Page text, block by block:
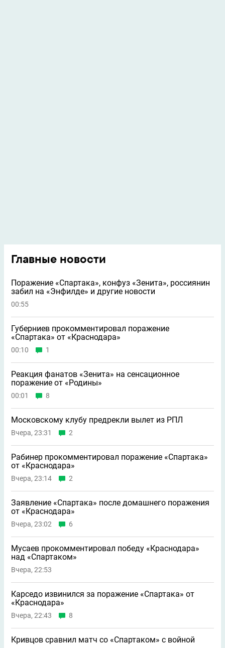
Главные новости
Поражение «Спартака», конфуз «Зенита», россиянин
забил на «Энфилде» и другие новости
00:55
Губерниев прокомментировал поражение
«Спартака» от «Краснодара»
00:10 1
Реакция фанатов «Зенита» на сенсационное
поражение от «Родины»
00:01 8
Московскому клубу предрекли вылет из РПЛ
Вчера, 23:31 2
Рабинер прокомментировал поражение «Спартака»
от «Краснодара»
Вчера, 23:14 2
Заявление «Спартака» после домашнего поражения
от «Краснодара»
Вчера, 23:02 6
Мусаев прокомментировал победу «Краснодара»
над «Спартаком»
Вчера, 22:53
Карседо извинился за поражение «Спартака» от
«Краснодара»
Вчера, 22:43 8
Кривцов сравнил матч со «Спартаком» с войной